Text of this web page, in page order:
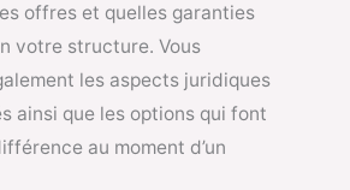
offres et quelles garanties
votre structure. Vous
les aspects juridiques
ainsi que les options qui font
au moment d’un